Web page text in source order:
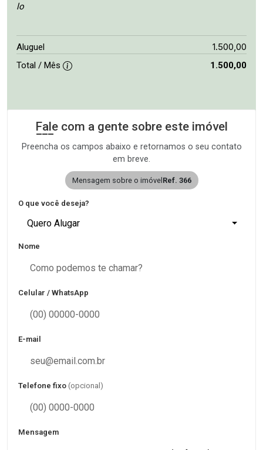
lo
Aluguel 1.500,00
Total / Mês 1.500,00
Fale com a gente sobre este imóvel
Preencha os campos abaixo e retornamos o seu contato
em breve.
Mensagem sobre o imóvelRef. 366
O que você deseja?
Quero Alugar
Nome
Celular / WhatsApp
E-mail
Telefone fixo (opcional)
Mensagem